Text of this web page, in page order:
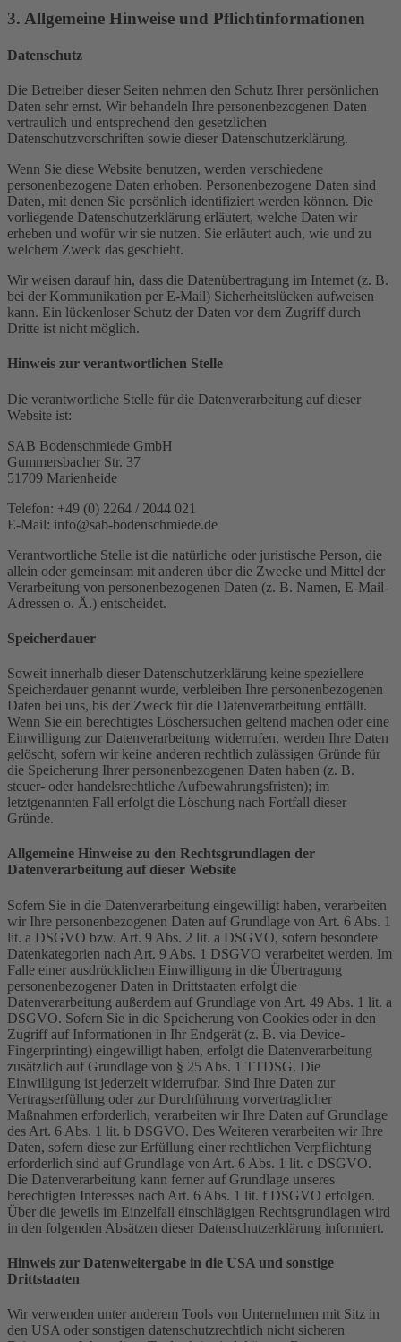
3. Allgemeine Hinweise und Pflicht­informationen
Datenschutz
Die Betreiber dieser Seiten nehmen den Schutz Ihrer persönlichen
Daten sehr ernst. Wir behandeln Ihre personenbezogenen Daten
vertraulich und entsprechend den gesetzlichen
Datenschutzvorschriften sowie dieser Datenschutzerklärung.
Wenn Sie diese Website benutzen, werden verschiedene
personenbezogene Daten erhoben. Personenbezogene Daten sind
Daten, mit denen Sie persönlich identifiziert werden können. Die
vorliegende Datenschutzerklärung erläutert, welche Daten wir
erheben und wofür wir sie nutzen. Sie erläutert auch, wie und zu
welchem Zweck das geschieht.
Wir weisen darauf hin, dass die Datenübertragung im Internet (z. B.
bei der Kommunikation per E-Mail) Sicherheitslücken aufweisen
kann. Ein lückenloser Schutz der Daten vor dem Zugriff durch
Dritte ist nicht möglich.
Hinweis zur verantwortlichen Stelle
Die verantwortliche Stelle für die Datenverarbeitung auf dieser
Website ist:
SAB Bodenschmiede GmbH
Gummersbacher Str. 37
51709 Marienheide
Telefon: +49 (0) 2264 / 2044 021
E-Mail: info@sab-bodenschmiede.de
Verantwortliche Stelle ist die natürliche oder juristische Person, die
allein oder gemeinsam mit anderen über die Zwecke und Mittel der
Verarbeitung von personenbezogenen Daten (z. B. Namen, E-Mail-
Adressen o. Ä.) entscheidet.
Speicherdauer
Soweit innerhalb dieser Datenschutzerklärung keine speziellere
Speicherdauer genannt wurde, verbleiben Ihre personenbezogenen
Daten bei uns, bis der Zweck für die Datenverarbeitung entfällt.
Wenn Sie ein berechtigtes Löschersuchen geltend machen oder eine
Einwilligung zur Datenverarbeitung widerrufen, werden Ihre Daten
gelöscht, sofern wir keine anderen rechtlich zulässigen Gründe für
die Speicherung Ihrer personenbezogenen Daten haben (z. B.
steuer- oder handelsrechtliche Aufbewahrungsfristen); im
letztgenannten Fall erfolgt die Löschung nach Fortfall dieser
Gründe.
Allgemeine Hinweise zu den Rechtsgrundlagen der
Datenverarbeitung auf dieser Website
Sofern Sie in die Datenverarbeitung eingewilligt haben, verarbeiten
wir Ihre personenbezogenen Daten auf Grundlage von Art. 6 Abs. 1
lit. a DSGVO bzw. Art. 9 Abs. 2 lit. a DSGVO, sofern besondere
Datenkategorien nach Art. 9 Abs. 1 DSGVO verarbeitet werden. Im
Falle einer ausdrücklichen Einwilligung in die Übertragung
personenbezogener Daten in Drittstaaten erfolgt die
Datenverarbeitung außerdem auf Grundlage von Art. 49 Abs. 1 lit. a
DSGVO. Sofern Sie in die Speicherung von Cookies oder in den
Zugriff auf Informationen in Ihr Endgerät (z. B. via Device-
Fingerprinting) eingewilligt haben, erfolgt die Datenverarbeitung
zusätzlich auf Grundlage von § 25 Abs. 1 TTDSG. Die
Einwilligung ist jederzeit widerrufbar. Sind Ihre Daten zur
Vertragserfüllung oder zur Durchführung vorvertraglicher
Maßnahmen erforderlich, verarbeiten wir Ihre Daten auf Grundlage
des Art. 6 Abs. 1 lit. b DSGVO. Des Weiteren verarbeiten wir Ihre
Daten, sofern diese zur Erfüllung einer rechtlichen Verpflichtung
erforderlich sind auf Grundlage von Art. 6 Abs. 1 lit. c DSGVO.
Die Datenverarbeitung kann ferner auf Grundlage unseres
berechtigten Interesses nach Art. 6 Abs. 1 lit. f DSGVO erfolgen.
Über die jeweils im Einzelfall einschlägigen Rechtsgrundlagen wird
in den folgenden Absätzen dieser Datenschutzerklärung informiert.
Hinweis zur Datenweitergabe in die USA und sonstige
Drittstaaten
Wir verwenden unter anderem Tools von Unternehmen mit Sitz in
den USA oder sonstigen datenschutzrechtlich nicht sicheren